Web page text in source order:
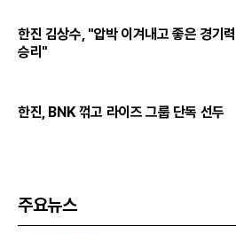
한진 김상수, "압박 이겨내고 좋은 경기력
승리"
한진, BNK 꺾고 라이즈 그룹 단독 선두
주요뉴스